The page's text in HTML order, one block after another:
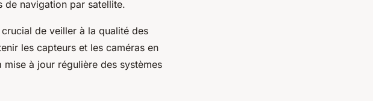
de navigation par satellite.
de veiller à la qualité des
les capteurs et les caméras en
à jour régulière des systèmes